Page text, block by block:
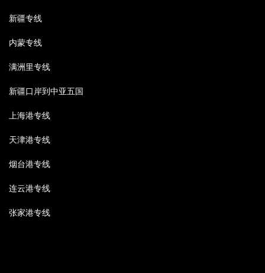
新疆专线
内蒙专线
满洲里专线
新疆口岸到中亚五国
上海港专线
天津港专线
烟台港专线
连云港专线
张家港专线